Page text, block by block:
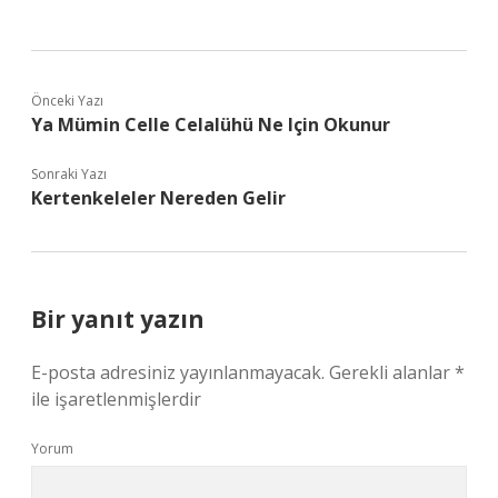
Önceki Yazı
Ya Mümin Celle Celalühü Ne Için Okunur
Sonraki Yazı
Kertenkeleler Nereden Gelir
Bir yanıt yazın
E-posta adresiniz yayınlanmayacak. Gerekli alanlar*
ile işaretlenmişlerdir
Yorum